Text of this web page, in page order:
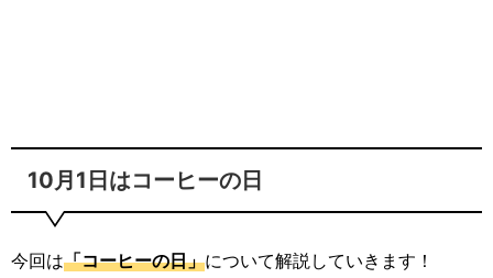
10月1日はコーヒーの日
今回は「コーヒーの日」について解説していきます！